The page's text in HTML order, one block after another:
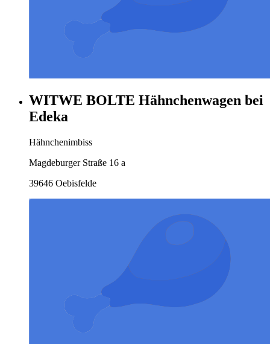
WITWE BOLTE Hähnchenwagen bei
Edeka
Hähnchenimbiss
Magdeburger Straße 16 a
39646 Oebisfelde